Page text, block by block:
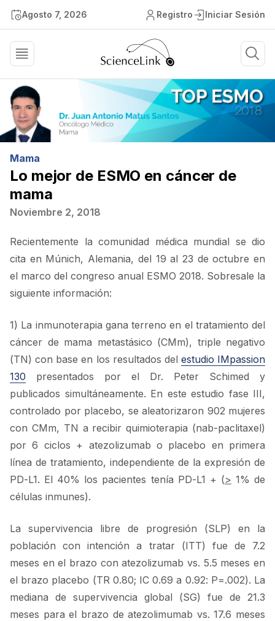
Agosto 7, 2026 Registro Iniciar Sesión
Mama
Lo mejor de ESMO en cáncer de
mama
Noviembre 2, 2018
Recientemente la comunidad médica mundial se dio
cita en Múnich, Alemania, del 19 al 23 de octubre en
el marco del congreso anual ESMO 2018. Sobresale la
siguiente información:
1) La inmunoterapia gana terreno en el tratamiento del
cáncer de mama metastásico (CMm), triple negativo
(TN) con base en los resultados del estudio IMpassion
130 presentados por el Dr. Peter Schimed y
publicados simultáneamente. En este estudio fase III,
controlado por placebo, se aleatorizaron 902 mujeres
con CMm, TN a recibir quimioterapia (nab-paclitaxel)
por 6 ciclos + atezolizumab o placebo en primera
línea de tratamiento, independiente de la expresión de
PD-L1. El 40% los pacientes tenía PD-L1 + (> 1% de
células inmunes).
La supervivencia libre de progresión (SLP) en la
población con intención a tratar (ITT) fue de 7.2
meses en el brazo con atezolizumab vs. 5.5 meses en
el brazo placebo (TR 0.80; IC 0.69 a 0.92: P=.002). La
mediana de supervivencia global (SG) fue de 21.3
meses para el brazo de atezolimumab vs. 17.6 meses